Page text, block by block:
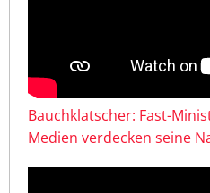
Bauchklatscher: Fast-
Medien verdecken seine